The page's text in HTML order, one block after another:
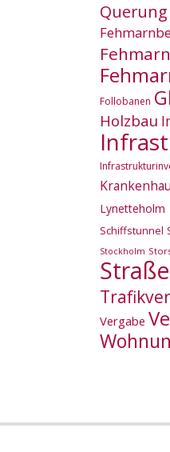
Querung
Follobanen
Holzbau
Lynetteholm
Schiffstunnel
Stockholm
Vergabe